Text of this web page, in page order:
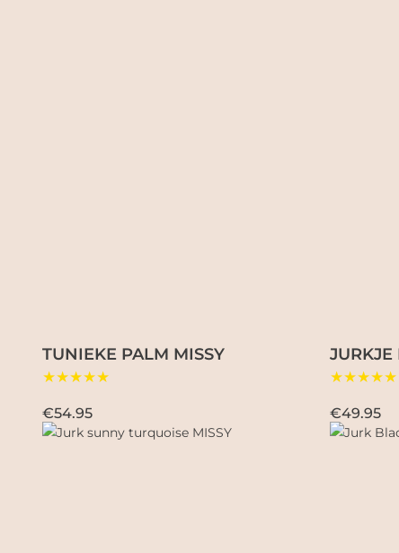
TUNIEKE PALM MISSY
★★★★★
€54.95
JURKJE
★★★★★
€49.95